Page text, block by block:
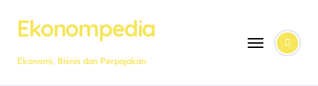
contentEkonompedia
Ekonomi, Bisnis dan Perpajakan